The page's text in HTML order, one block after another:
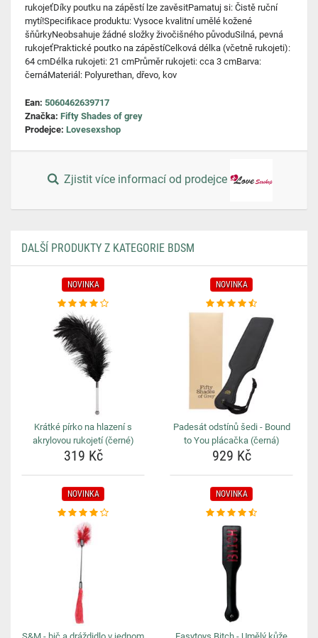
rukojeťDíky poutku na zápěstí lze zavěsitPamatuj si: Čistě ruční
mytí!Specifikace produktu: Vysoce kvalitní umělé kožené
šňůrkyNeobsahuje žádné složky živočišného původuSilná, pevná
rukojeťPraktické poutko na zápěstíCelková délka (včetně rukojeti):
64 cmDélka rukojeti: 21 cmPrůměr rukojeti: cca 3 cmBarva:
černáMateriál: Polyurethan, dřevo, kov
Ean: 5060462639717
Značka: Fifty Shades of grey
Prodejce: Lovesexshop
Zjistit více informací od prodejce
DALŠÍ PRODUKTY Z KATEGORIE BDSM
NOVINKA
Krátké pírko na hlazení s
akrylovou rukojetí (černé)
319 Kč
NOVINKA
Padesát odstínů šedi - Bound
to You plácačka (černá)
929 Kč
NOVINKA NOVINKA